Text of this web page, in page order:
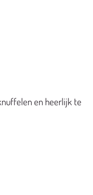
en heerlijk te